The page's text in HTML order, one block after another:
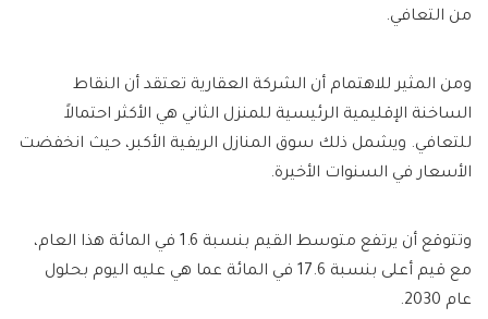
من التعافي.
ومن المثير للاهتمام أن الشركة العقارية تعتقد أن النقاط
الساخنة الإقليمية الرئيسية للمنزل الثاني هي الأكثر احتمالاً
للتعافي. ويشمل ذلك سوق المنازل الريفية الأكبر، حيث انخفضت
الأسعار في السنوات الأخيرة.
وتتوقع أن يرتفع متوسط ​​القيم بنسبة 1.6 في المائة هذا العام،
مع قيم أعلى بنسبة 17.6 في المائة عما هي عليه اليوم بحلول
عام 2030.